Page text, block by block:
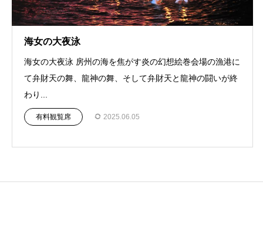
海女の大夜泳
海女の大夜泳 房州の海を焦がす炎の幻想絵巻会場の漁港に
て弁財天の舞、龍神の舞、そして弁財天と龍神の闘いが終
わり...
有料観覧席 2025.06.05